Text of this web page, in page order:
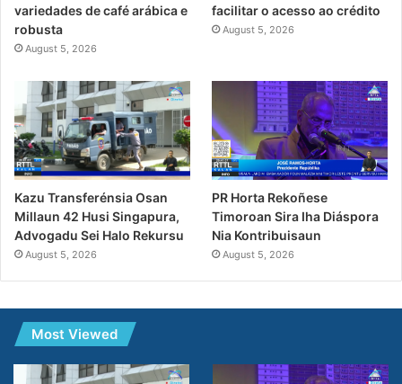
variedades de café arábica e
robusta
August 5, 2026
facilitar o acesso ao crédito
August 5, 2026
Kazu Transferénsia Osan
Millaun 42 Husi Singapura,
Advogadu Sei Halo Rekursu
August 5, 2026
PR Horta Rekoñese
Timoroan Sira Iha Diáspora
Nia Kontribuisaun
August 5, 2026
Most Viewed